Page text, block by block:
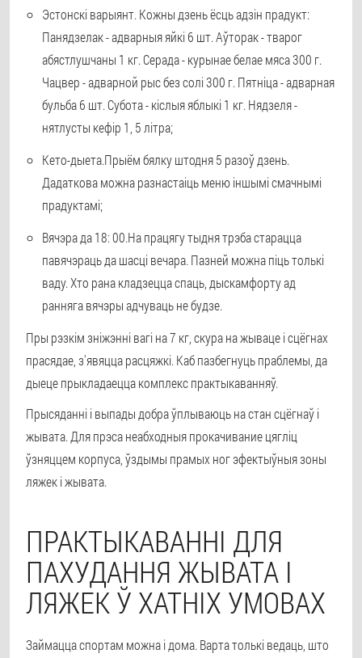
Эстонскі варыянт. Кожны дзень ёсць адзін прадукт:
Панядзелак - адварныя яйкі 6 шт. Аўторак - тварог
абястлушчаны 1 кг. Серада - курынае белае мяса 300 г.
Чацвер - адварной рыс без солі 300 г. Пятніца - адварная
бульба 6 шт. Субота - кіслыя яблыкі 1 кг. Нядзеля -
нятлусты кефір 1, 5 літра;
Кето-дыета.Прыём бялку штодня 5 разоў дзень.
Дадаткова можна разнастаіць меню іншымі смачнымі
прадуктамі;
Вячэра да 18: 00.На працягу тыдня трэба старацца
павячэраць да шасці вечара. Пазней можна піць толькі
ваду. Хто рана кладзецца спаць, дыскамфорту ад
ранняга вячэры адчуваць не будзе.
Пры рэзкім зніжэнні вагі на 7 кг, скура на жываце і сцёгнах
прасядае, з'явяцца расцяжкі. Каб пазбегнуць праблемы, да
дыеце прыкладаецца комплекс практыкаванняў.
Прысяданні і выпады добра ўплываюць на стан сцёгнаў і
жывата. Для прэса неабходныя прокачивание цягліц
ўзняццем корпуса, ўздымы прамых ног эфектыўныя зоны
ляжек і жывата.
ПРАКТЫКАВАННІ ДЛЯ
ПАХУДАННЯ ЖЫВАТА І
ЛЯЖЕК Ў ХАТНІХ УМОВАХ
Займацца спортам можна і дома. Варта толькі ведаць, што